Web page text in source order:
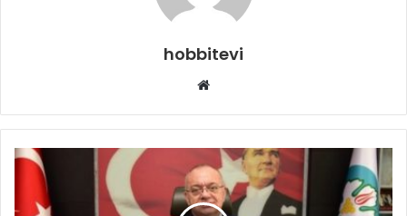
hobbitevi
Web